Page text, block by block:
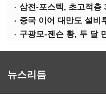
중국 이어 대만도 설비
뉴스리듬